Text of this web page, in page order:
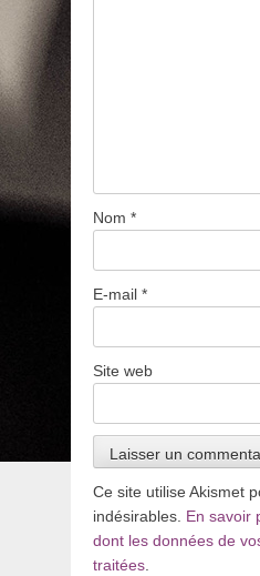
Nom *
E-mail *
Site web
Ce site utilise Akismet
indésirables. En savoir
dont les données de
traitées.